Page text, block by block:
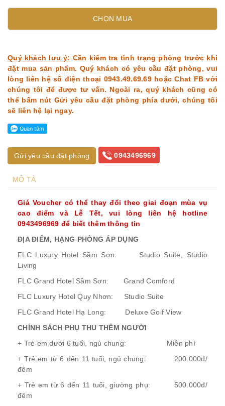
CHỌN MUA
Quý khách lưu ý: Cần kiểm tra tình trạng phòng trước khi
đặt mua sản phẩm. Quý khách có yêu cầu đặt phòng, vui
lòng liên hệ số điện thoại 0943.49.69.69 hoặc Chat FB với
chúng tôi để được tư vấn. Ngoài ra, quý khách cũng có
thể bấm nút Gửi yêu cầu đặt phòng phía dưới, chúng tôi
sẽ liên hệ lại ngay.
Gửi yêu cầu đặt phòng 0943496969
MÔ TẢ
Giá Voucher có thể thay đổi theo giai đoạn mùa vụ
cao điểm và Lễ Tết, vui lòng liên hệ hotline
0943496969 để biết thêm thông tin
ĐỊA ĐIỂM, HẠNG PHÒNG ÁP DỤNG
FLC Luxury Hotel Sầm Sơn: Studio Suite, Studio
Living
FLC Grand Hotel Sầm Sơn: Grand Comford
FLC Luxury Hotel Quy Nhơn: Studio Suite
FLC Grand Hotel Hạ Long: Deluxe Golf View
CHÍNH SÁCH PHỤ THU THÊM NGƯỜI
+ Trẻ em dưới 6 tuổi, ngủ chung: Miễn phí
+ Trẻ em từ 6 đến 11 tuổi, ngủ chung: 200.000đ/
đêm
+ Trẻ em từ 6 đến 11 tuổi, giường phụ: 500.000đ/
đêm